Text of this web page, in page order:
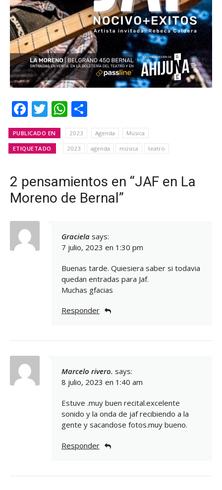
Facebook
TwitterWhatsApp
PUBLICADO EN 2023 Agenda Música
ETIQUETADO 2023 agenda música teatro
2 pensamientos en “JAF en La
Moreno de Bernal”
Graciela says:
7 julio, 2023 en 1:30 pm
Buenas tarde. Quiesiera saber si todavia
quedan entradas para Jaf.
Muchas gfacias
Responder
Marcelo rivero. says:
8 julio, 2023 en 1:40 am
Estuve .muy buen recital.excelente
sonido y la onda de jaf recibiendo a la
gente y sacandose fotos.muy bueno.
Responder